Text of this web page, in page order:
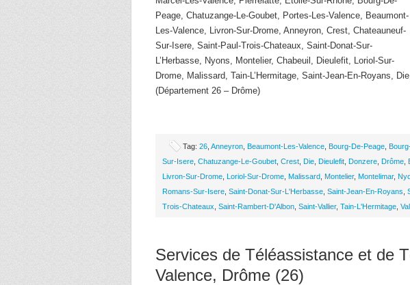
Peage, Chatuzange-Le-Goubet, Portes-Les-Valence, Beaumont-
Les-Valence, Livron-Sur-Drome, Anneyron, Crest, Chateauneuf-
Sur-Isere, Saint-Paul-Trois-Chateaux, Saint-Donat-Sur-
L’Herbasse, Nyons, Montelier, Chabeuil, Dieulefit, Loriol-Sur-
Drome, Malissard, Tain-L’Hermitage, Saint-Jean-En-Royans,
(Département 26 – Drôme)
Tag: 26 Anneyron Beaumont-Les-Valence Bourg-De-Peage
Sur-Isere Chatuzange-Le-Goubet Crest Die Dieulefit Donzere Drôme
Livron-Sur-Drome Loriol-Sur-Drome Malissard Montelier, Montelimar,
Romans-Sur-Isere Saint-Donat-Sur-L'Herbasse Saint-Jean-En-Royans
Trois-Chateaux Saint-Rambert-D'Albon Saint-Vallier, Tain-L'Hermitage
Services de Téléassistance et de
Valence, Drôme (26)